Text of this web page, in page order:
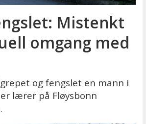
Mistenkt
omgang med
og fengslet en mann i
lærer på Fløysbonn